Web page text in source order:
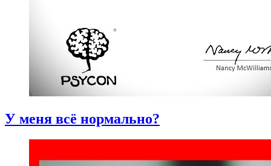
У меня всё нормально?